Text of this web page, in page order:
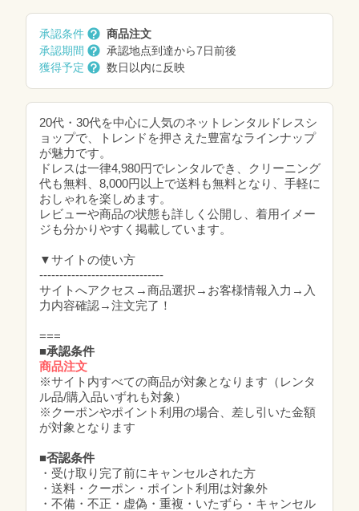
承認条件
商品注文
承認期間
承認地点到達から7日前後
獲得予定
数日以内に反映
20代・30代を中心に人気のネットレンタルドレスシ
ョップで、トレンドを押さえた豊富なラインナップ
が魅力です。
ドレスは一律4,980円でレンタルでき、クリーニング
代も無料、8,000円以上で送料も無料となり、手軽に
おしゃれを楽しめます。
レビューや商品の状態も詳しく公開し、着用イメー
ジも分かりやすく掲載しています。
▼サイトの使い方
-------------------------------
サイトへアクセス→商品選択→お客様情報入力→入
力内容確認→注文完了！
===
■承認条件
商品注文
※サイト内すべての商品が対象となります（レンタ
ル品/購入品いずれも対象）
※クーポンやポイント利用の場合、差し引いた金額
が対象となります
■否認条件
・受け取り完了前にキャンセルされた方
・送料・クーポン・ポイント利用は対象外
・不備・不正・虚偽・重複・いたずら・キャンセル